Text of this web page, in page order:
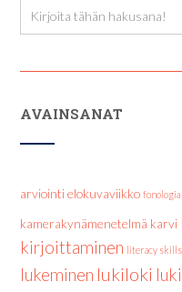
AVAINSANAT
arviointielokuvaviikko fonologia
kamerakynämenetelmä karvi
kirjoittaminen literacy skills
lukeminen lukiloki